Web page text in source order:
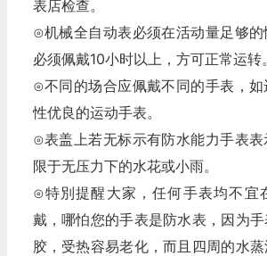
表店检查。
⊙机械全自动表必须在活动量足够的
必须佩戴10小时以上，方可正常运转。
⊙不同的场合应佩戴不同的手表，
性优良的运动手表。
⊙表盖上若无标示有防水能力手表表
限于无压力下的水花或小雨。
⊙特別提醒大家，任何手表均不宜
戴，哪怕您的手表是防水表，因为
胶，受热容易老化，而且四周的水蒸